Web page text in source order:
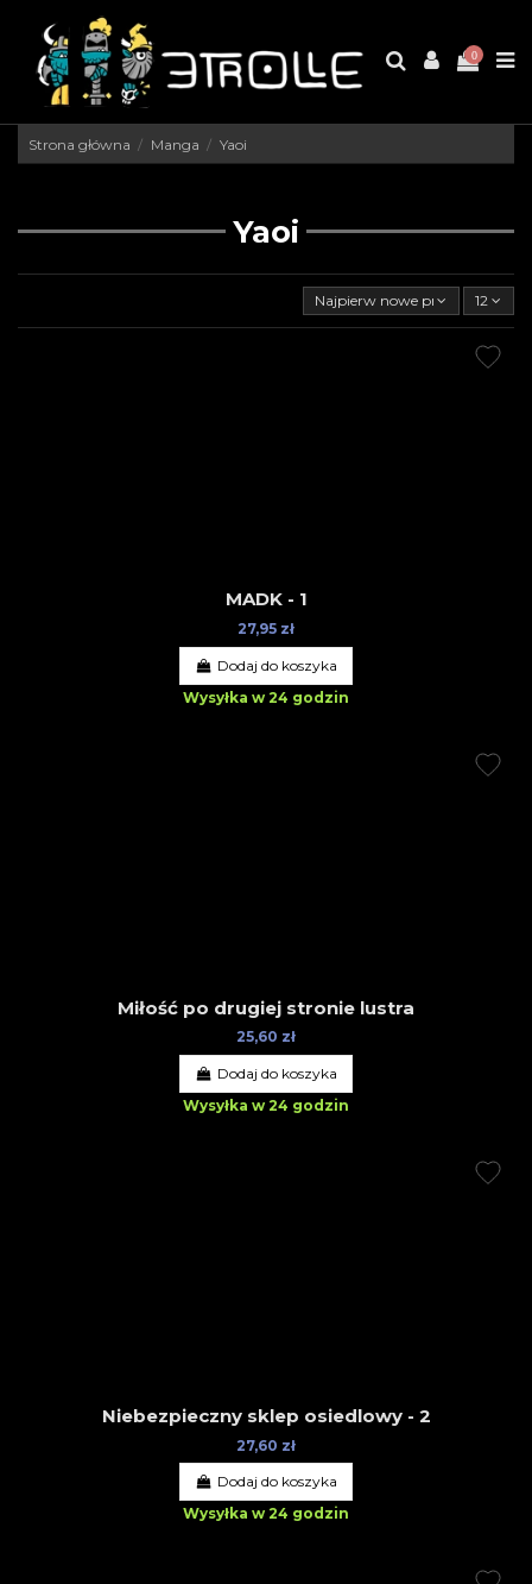
0
Strona główna Manga Yaoi
Yaoi
Najpierw nowe produkty12
MADK - 1
27,95 zł
Dodaj do koszyka
Wysyłka w 24 godzin
Miłość po drugiej stronie lustra
25,60 zł
Dodaj do koszyka
Wysyłka w 24 godzin
Niebezpieczny sklep osiedlowy - 2
27,60 zł
Dodaj do koszyka
Wysyłka w 24 godzin